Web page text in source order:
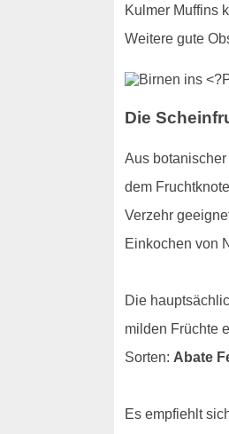
Kulmer Muffins
Weitere gute
Die
Aus
dem
Verzehr
Einkochen von
Die
milden Früchte
Sorten: Abate
Es empfiehlt